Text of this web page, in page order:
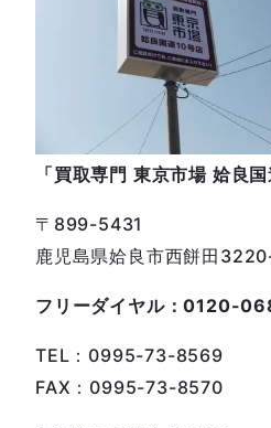
「買取専門 東京市場 姶良国
〒899-5431
鹿児島県姶良市西餅田
フリーダイヤル：0120-
TEL：0995-73-8569
FAX：0995-73-8570